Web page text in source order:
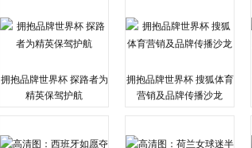
拥抱品牌世界杯 探路者为
精英保驾护航
拥抱品牌世界杯 搜狐体育
营销及品牌传播沙龙